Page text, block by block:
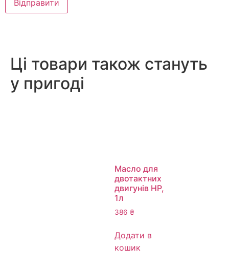
Ці товари також стануть
у пригоді
Масло для
двотактних
двигунів HP,
1л
386 ₴
Додати в
кошик